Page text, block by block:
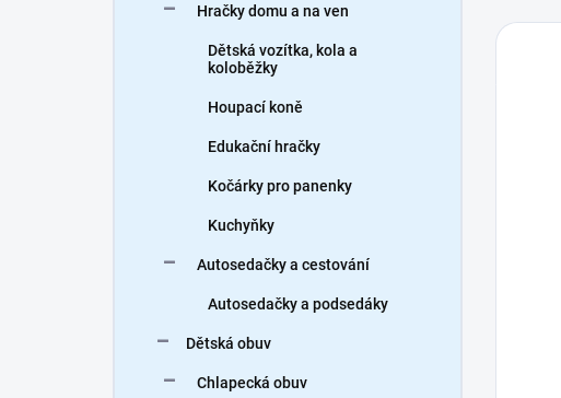
Hračky domu a na ven
Dětská vozítka, kola a
koloběžky
Houpací koně
Edukační hračky
Kočárky pro panenky
Kuchyňky
Autosedačky a cestování
Autosedačky a podsedáky
Dětská obuv
Chlapecká obuv